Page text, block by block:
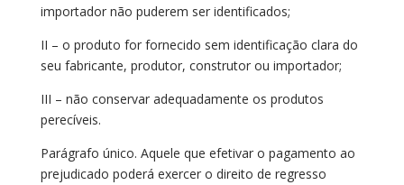
importador não puderem ser identificados;
II – o produto for fornecido sem identificação clara do
seu fabricante, produtor, construtor ou importador;
III – não conservar adequadamente os produtos
perecíveis.
Parágrafo único. Aquele que efetivar o pagamento ao
prejudicado poderá exercer o direito de regresso